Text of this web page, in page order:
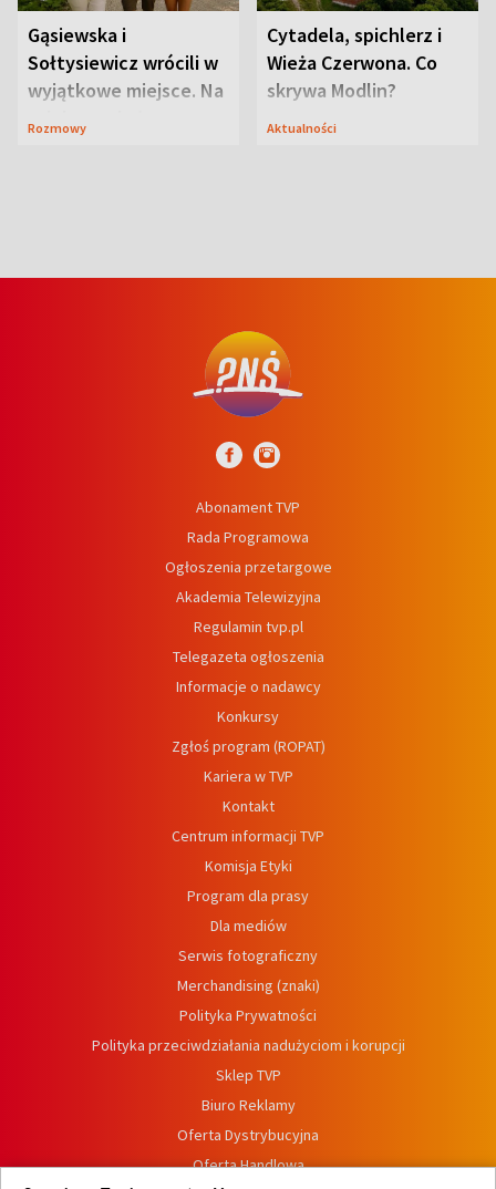
Gąsiewska i
Sołtysiewicz wrócili w
wyjątkowe miejsce. Na
szlaku czekał
Rozmowy
Cytadela, spichlerz i
Wieża Czerwona. Co
skrywa Modlin?
Aktualności
Abonament TVP
Rada Programowa
Ogłoszenia przetargowe
Akademia Telewizyjna
Regulamin tvp.pl
Telegazeta ogłoszenia
Informacje o nadawcy
Konkursy
Zgłoś program (ROPAT)
Kariera w TVP
Kontakt
Centrum informacji TVP
Komisja Etyki
Program dla prasy
Dla mediów
Serwis fotograficzny
Merchandising (znaki)
Polityka Prywatności
Polityka przeciwdziałania nadużyciom i korupcji
Sklep TVP
Biuro Reklamy
Oferta Dystrybucyjna
Oferta Handlowa